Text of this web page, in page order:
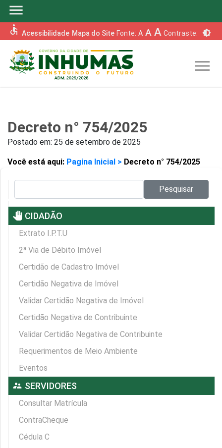
menu
accessible Acessibilidade Mapa do Site Fonte: A A A Contraste: brightness_6
menu
Decreto n° 754/2025
Postado em: 25 de setembro de 2025
Você está aqui: Pagina Inicial > Decreto n° 754/2025
Pesquisar
pan_tool CIDADÃO
Extrato I.P.T.U
2ª Via de Débito Imóvel
Certidão de Cadastro Imóvel
Certidão Negativa de Imóvel
Validar Certidão Negativa de Imóvel
Certidão Negativa de Contribuinte
Validar Certidão Negativa de Contribuinte
Requerimentos de Meio Ambiente
Eventos
supervisor_account SERVIDORES
Consultar Matrícula
ContraCheque
Cédula C